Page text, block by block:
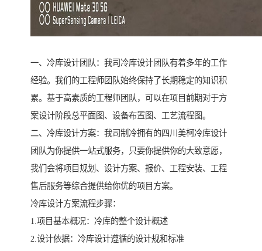
一、冷库设计团队：我司冷库设计团队有着多年的工作
经验。我们的工程师团队始终保持了长期稳定的知识积
累。基于高素质的工程师团队，可以在项目前期对于方
案设计阶段总平面图、设备布置图、工艺流程图。
二、冷库设计方案：我司制冷拥有的四川美柯冷库设计
团队为你提供一站式服务，只要你提供你的大致意愿，
我们会将项目规划、设计方案、报价、工程安装、工程
售后服务等综合提供给你优的项目方案。
冷库设计方案流程步骤：
1.项目基本概况：冷库的整个设计概述
2.设计依据：冷库设计遵循的设计规和标准